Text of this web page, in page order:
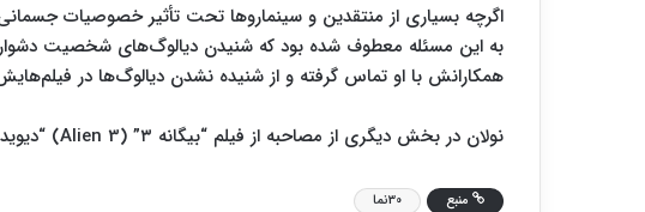
اگرچه بسیاری از منتقدین و سینماروها تحت تأثیر خصوصیات
به این مسئله معطوف شده بود که شنیدن دیالوگ‌های شخصیت
همکارانش با او تماس گرفته و از شنیده نشدن دیالوگ‌ها در
نولان در بخش دیگری از مصاحبه از فیلم “بیگانه ۳” (Alien 3) “دیوید فینچر” ستایش می‌کند.
منبع 30نما